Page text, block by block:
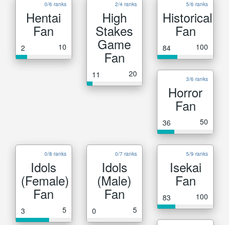
0/6 ranks
Hentai
Fan
2 10
2/4 ranks
High
Stakes
Game
Fan
11 20
5/6 ranks
Historical
Fan
84 100
3/6 ranks
Horror
Fan
36 50
0/8 ranks
Idols
(Female)
Fan
3 5
0/7 ranks
Idols
(Male)
Fan
0 5
5/9 ranks
Isekai
Fan
83 100